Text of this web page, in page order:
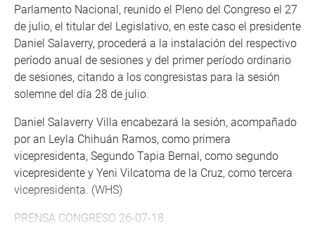
Parlamento Nacional, reunido el Pleno del Congreso el 27
de julio, el titular del Legislativo, en este caso el presidente
Daniel Salaverry, procederá a la instalación del respectivo
período anual de sesiones y del primer período ordinario
de sesiones, citando a los congresistas para la sesión
solemne del día 28 de julio.
Daniel Salaverry Villa encabezará la sesión, acompañado
por an Leyla Chihuán Ramos, como primera
vicepresidenta, Segundo Tapia Bernal, como segundo
vicepresidente y Yeni Vilcatoma de la Cruz, como tercera
vicepresidenta. (WHS)
PRENSA CONGRESO 26-07-18